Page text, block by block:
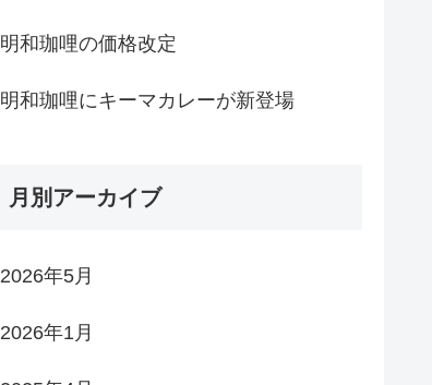
明和珈哩の価格改定
明和珈哩にキーマカレーが新登場
月別アーカイブ
2026年5月
2026年1月